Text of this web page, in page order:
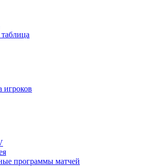
игроков
программы матчей